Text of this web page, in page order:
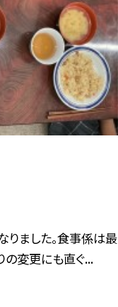
ました。食事係は最
の変更にも直ぐ...